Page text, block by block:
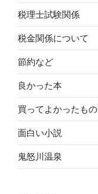
税理士試験関係
税金関係について
節約など
良かった本
買ってよかったもの
面白い小説
鬼怒川温泉